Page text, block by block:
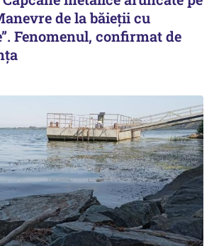
de la băieții cu
Fenomenul, confirmat de